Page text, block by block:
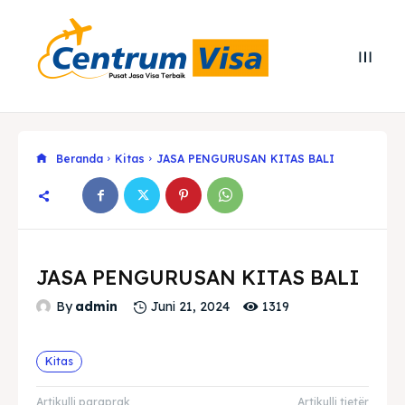
Beranda Kitas JASA PENGURUSAN KITAS BALI
JASA PENGURUSAN KITAS BALI
By admin Juni 21, 2024 1319
Kitas
Artikulli paraprak Artikulli tjetër